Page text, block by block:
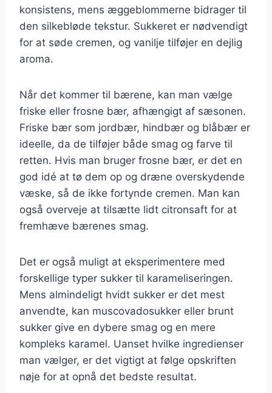
konsistens, mens æggeblommerne bidrager til
den silkebløde tekstur. Sukkeret er nødvendigt
for at søde cremen, og vanilje tilføjer en dejlig
aroma.
Når det kommer til bærene, kan man vælge
friske eller frosne bær, afhængigt af sæsonen.
Friske bær som jordbær, hindbær og blåbær er
ideelle, da de tilføjer både smag og farve til
retten. Hvis man bruger frosne bær, er det en
god idé at tø dem op og dræne overskydende
væske, så de ikke fortynde cremen. Man kan
også overveje at tilsætte lidt citronsaft for at
fremhæve bærenes smag.
Det er også muligt at eksperimentere med
forskellige typer sukker til karameliseringen.
Mens almindeligt hvidt sukker er det mest
anvendte, kan muscovadosukker eller brunt
sukker give en dybere smag og en mere
kompleks karamel. Uanset hvilke ingredienser
man vælger, er det vigtigt at følge opskriften
nøje for at opnå det bedste resultat.